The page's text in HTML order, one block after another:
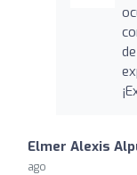
Elmer Alexis
ago